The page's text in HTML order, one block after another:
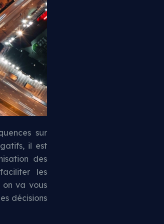
sur
il est
des
les
va vous
décisions